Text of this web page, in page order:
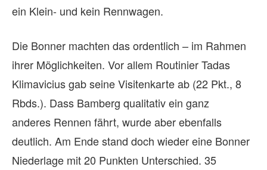
ein Klein- und kein Rennwagen.
Die Bonner machten das ordentlich – im Rahmen
ihrer Möglichkeiten. Vor allem Routinier Tadas
Klimavicius gab seine Visitenkarte ab (22 Pkt., 8
Rbds.). Dass Bamberg qualitativ ein ganz
anderes Rennen fährt, wurde aber ebenfalls
deutlich. Am Ende stand doch wieder eine Bonner
Niederlage mit 20 Punkten Unterschied. 35